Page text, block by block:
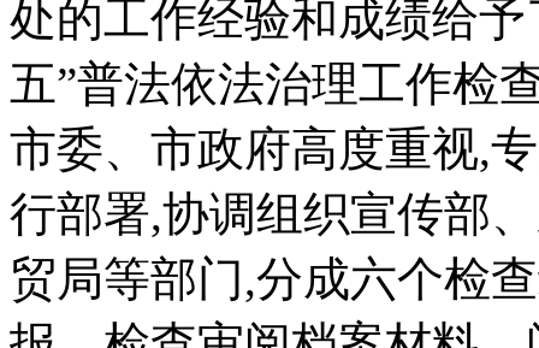
处的工作经验和成绩给
五”普法依法治理工作检
市委、市政府高度重视,
行部署,协调组织宣传部
贸局等部门,分成六个检